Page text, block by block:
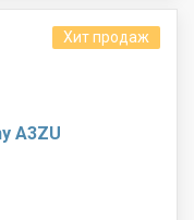
Хит продаж
A3ZU